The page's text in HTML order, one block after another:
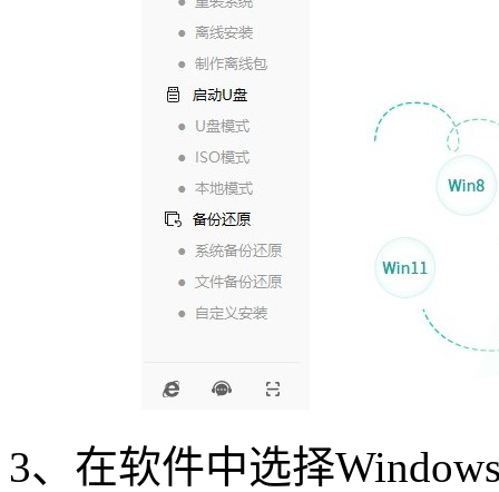
3、在软件中选择